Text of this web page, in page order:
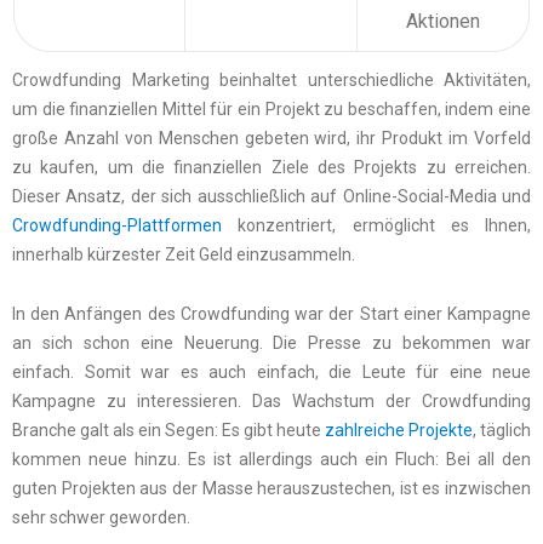
Aktionen
Crowdfunding Marketing beinhaltet unterschiedliche Aktivitäten,
um die finanziellen Mittel für ein Projekt zu beschaffen, indem eine
große Anzahl von Menschen gebeten wird, ihr Produkt im Vorfeld
zu kaufen, um die finanziellen Ziele des Projekts zu erreichen.
Dieser Ansatz, der sich ausschließlich auf Online-Social-Media und
Crowdfunding-Plattformen konzentriert, ermöglicht es Ihnen,
innerhalb kürzester Zeit Geld einzusammeln.
In den Anfängen des Crowdfunding war der Start einer Kampagne
an sich schon eine Neuerung. Die Presse zu bekommen war
einfach. Somit war es auch einfach, die Leute für eine neue
Kampagne zu interessieren. Das Wachstum der Crowdfunding
Branche galt als ein Segen: Es gibt heute zahlreiche Projekte, täglich
kommen neue hinzu. Es ist allerdings auch ein Fluch: Bei all den
guten Projekten aus der Masse herauszustechen, ist es inzwischen
sehr schwer geworden.